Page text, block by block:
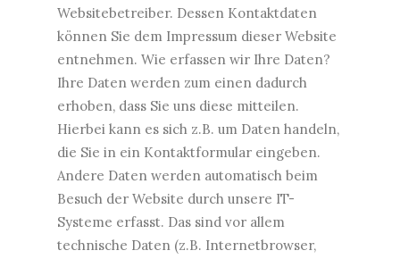
Websitebetreiber. Dessen Kontaktdaten
können Sie dem Impressum dieser Website
entnehmen. Wie erfassen wir Ihre Daten?
Ihre Daten werden zum einen dadurch
erhoben, dass Sie uns diese mitteilen.
Hierbei kann es sich z.B. um Daten handeln,
die Sie in ein Kontaktformular eingeben.
Andere Daten werden automatisch beim
Besuch der Website durch unsere IT-
Systeme erfasst. Das sind vor allem
technische Daten (z.B. Internetbrowser,